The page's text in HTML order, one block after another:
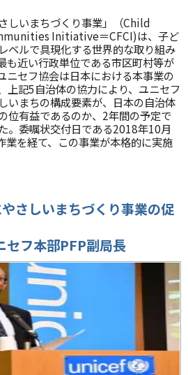
しいまちづくり事業」（Child
Initiative＝CFCI)は、子ど
ベルで具現化する世界的な取り組み
も近い行政単位である市区町村等が
ニセフ協会は日本における本事業の
上記5自治体の協力により、ユニセフ
いまちの構成要素が、日本の自治体
位有益であるのか、2年間の予定で
。委嘱状交付日である2018年10月
業を経て、この事業が本格的に実施
やさしいまちづくり事業の促
フ本部PFP副局長